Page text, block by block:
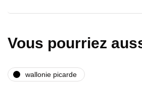
Vous pourriez
wallonie picarde